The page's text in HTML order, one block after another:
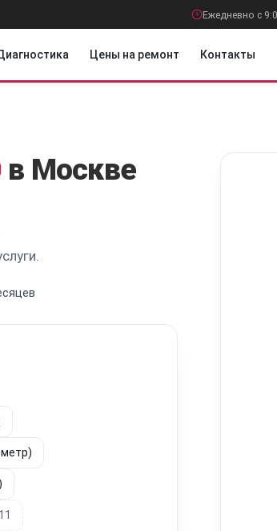
Ежедневно с
Цены на ремонт Контакты
в Москве